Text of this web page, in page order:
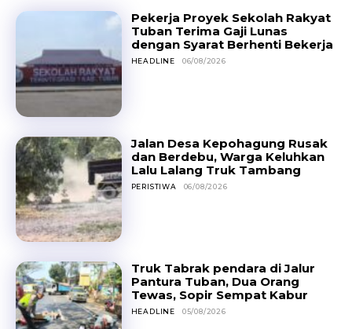
Pekerja Proyek Sekolah Rakyat
Tuban Terima Gaji Lunas
dengan Syarat Berhenti Bekerja
HEADLINE 06/08/2026
Jalan Desa Kepohagung Rusak
dan Berdebu, Warga Keluhkan
Lalu Lalang Truk Tambang
PERISTIWA 06/08/2026
Truk Tabrak pendara di Jalur
Pantura Tuban, Dua Orang
Tewas, Sopir Sempat Kabur
HEADLINE 05/08/2026